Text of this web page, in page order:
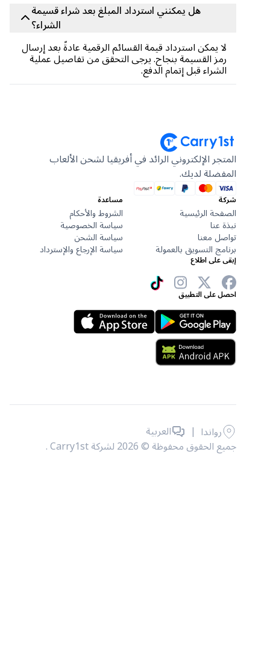
هل يمكنني استرداد المبلغ بعد شراء قسيمة
الشراء؟
لا يمكن استرداد قيمة القسائم الرقمية عادةً بعد إرسال
رمز القسيمة بنجاح. يرجى التحقق من تفاصيل عملية
الشراء قبل إتمام الدفع.
المتجر الإلكتروني الرائد في أفريقيا لشحن الألعاب
المفضلة لديك.
الصفحة الرئيسية
نبذة عنا
تواصل معنا
برنامج التسويق بالعمولة
مساعدة
الشروط والأحكام
سياسة الخصوصية
سياسة الشحن
سياسة الإرجاع والإسترداد
إبقى على اطلاع
احصل على التطبيق
جميع الحقوق محفوظة © 2026 لشركة Carry1st .
رواندا | العربية